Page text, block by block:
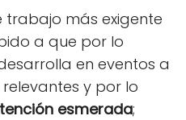
trabajo más exigente
a que por lo
en eventos a
y por lo
esmerada;